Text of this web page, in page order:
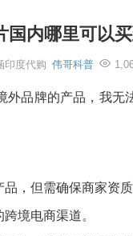
国内哪里可以买
印度代购 伟哥科普
品牌的产品，我无
，但需确保商家资
境电商渠道。